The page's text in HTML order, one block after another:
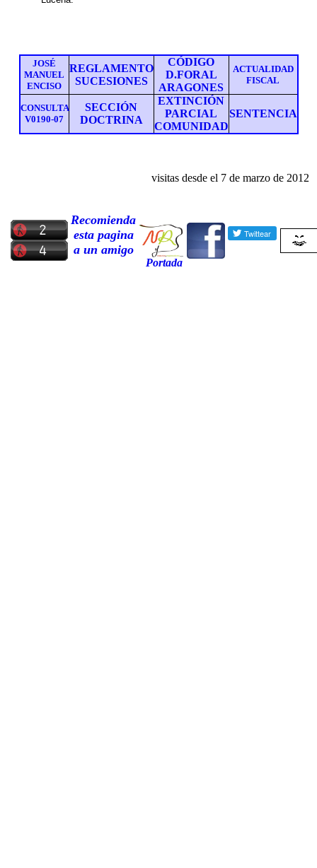
JOSÉ
MANUEL
ENCISO
REGLAMENTO
SUCESIONES
CÓDIGO
D.FORAL
ARAGONES
ACTUALIDAD
FISCAL
CONSULTA
V0190-07
SECCIÓN
DOCTRINA
EXTINCIÓN
PARCIAL
COMUNIDAD
SENTENCIA
visitas desde el 7 de marzo de 201 2
Recomienda
esta pagina
a un amigo
Portada